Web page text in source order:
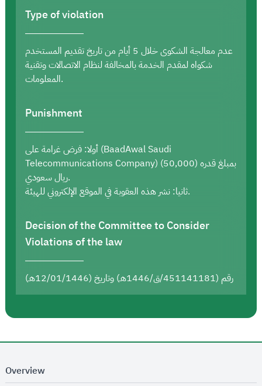
Type of violation
عدم معالجة الشكوى خلال 5 أيام من تاريخ تقديم المستخدم
شكواه لمقدم الخدمة بالمخالفة لنظام الاتصالات وتقنية
المعلومات.
Punishment
أولا: فرض غرامة على (BaadAwal Saudi
Telecommunications Company) بمبلغ قدره (50,000)
ريال سعودي.
ثانيا: نشر هذه العقوبة في الموقع الإلكتروني للهيئة.
Decision of the Committee to Consider
Violations of the law
رقم (451141181/ق/1446هـ) وتاريخ (12/01/1446هـ)
Overview